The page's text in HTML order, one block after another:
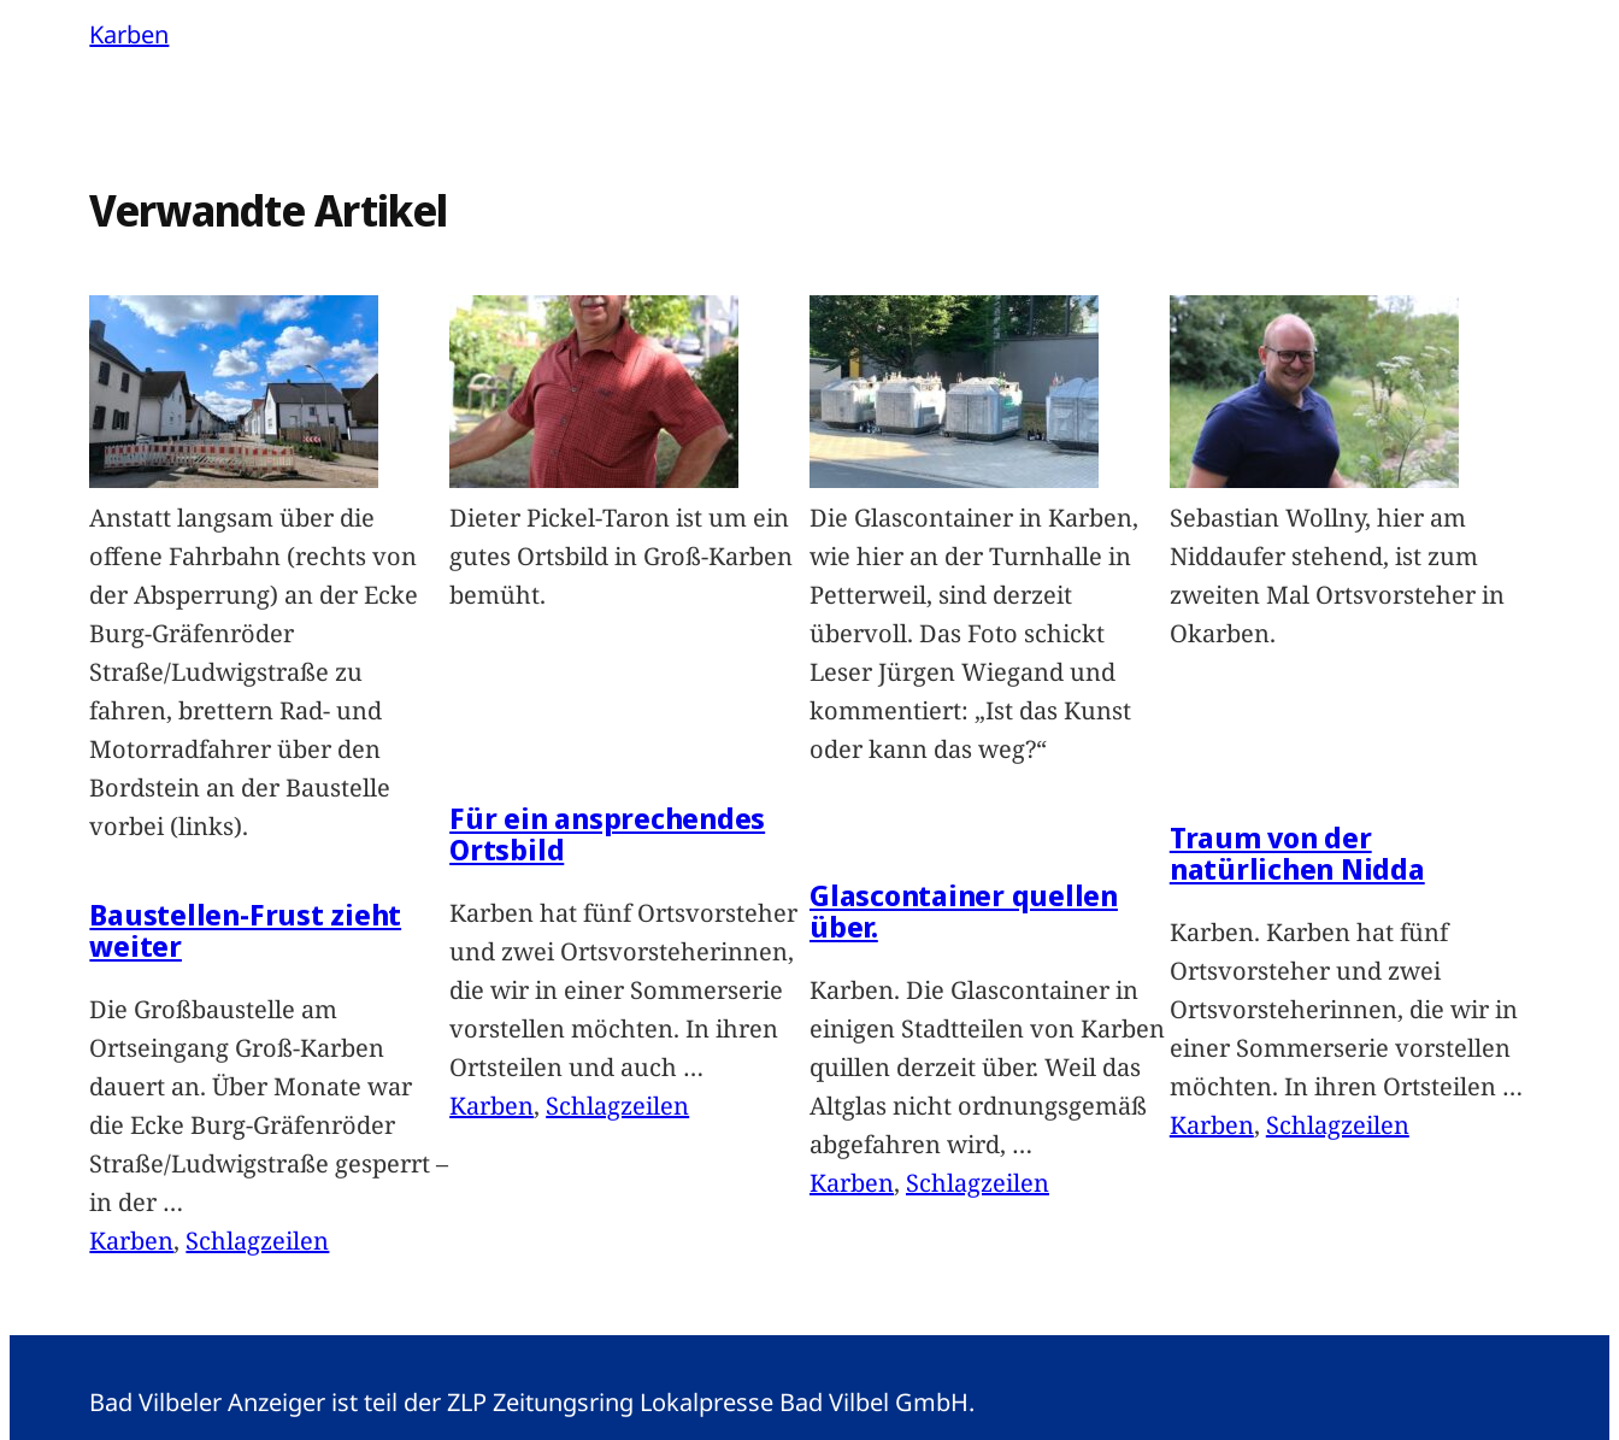
Karben
Verwandte Artikel
Anstatt langsam über die
offene Fahrbahn (rechts von
der Absperrung) an der Ecke
Burg-Gräfenröder
Straße/Ludwigstraße zu
fahren, brettern Rad- und
Motorradfahrer über den
Bordstein an der Baustelle
vorbei (links).
Baustellen-Frust zieht
weiter
Die Großbaustelle am
Ortseingang Groß-Karben
dauert an. Über Monate war
die Ecke Burg-Gräfenröder
Straße/Ludwigstraße gesperrt –
in der …
Karben, Schlagzeilen
Dieter Pickel-Taron ist um ein
gutes Ortsbild in Groß-Karben
bemüht.
Für ein ansprechendes
Ortsbild
Karben hat fünf Ortsvorsteher
und zwei Ortsvorsteherinnen,
die wir in einer Sommerserie
vorstellen möchten. In ihren
Ortsteilen und auch …
Karben, Schlagzeilen
Die Glascontainer in Karben,
wie hier an der Turnhalle in
Petterweil, sind derzeit
übervoll. Das Foto schickt
Leser Jürgen Wiegand und
kommentiert: „Ist das Kunst
oder kann das weg?“
Glascontainer quellen
über.
Karben. Die Glascontainer in
einigen Stadtteilen von Karben
quillen derzeit über. Weil das
Altglas nicht ordnungsgemäß
abgefahren wird, …
Karben, Schlagzeilen
Sebastian Wollny, hier am
Niddaufer stehend, ist zum
zweiten Mal Ortsvorsteher in
Okarben.
Traum von der
natürlichen Nidda
Karben. Karben hat fünf
Ortsvorsteher und zwei
Ortsvorsteherinnen, die wir in
einer Sommerserie vorstellen
möchten. In ihren Ortsteilen …
Karben, Schlagzeilen
Bad Vilbeler Anzeiger ist teil der ZLP Zeitungsring Lokalpresse Bad Vilbel GmbH.